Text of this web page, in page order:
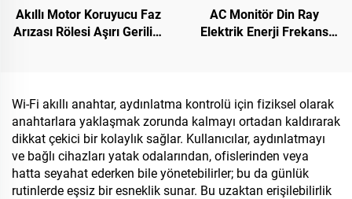
Akıllı Motor Koruyucu Faz
Arızası Rölesi Aşırı Gerilim
AC Monitör Din Ray
Elektrik Enerji Frekans
Wi-Fi akıllı anahtar, aydınlatma kontrolü için fiziksel olarak
anahtarlara yaklaşmak zorunda kalmayı ortadan kaldırarak
dikkat çekici bir kolaylık sağlar. Kullanıcılar, aydınlatmayı
ve bağlı cihazları yatak odalarından, ofislerinden veya
hatta seyahat ederken bile yönetebilirler; bu da günlük
rutinlerde eşsiz bir esneklik sunar. Bu uzaktan erişilebilirlik